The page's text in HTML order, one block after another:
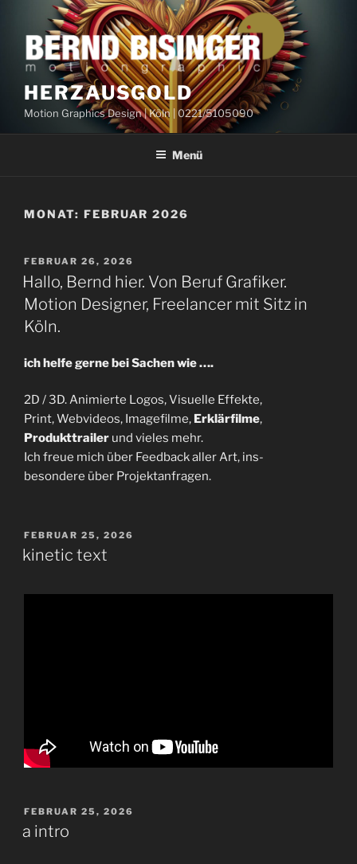
springen
HERZAUSGOLD
Motion Graphics Design | Köln | 0221/5105090
Menü
MONAT: FEBRUAR 2026
VERÖFFENTLICHT
AM
FEBRUAR 26, 2026
Hallo, Bernd hier. Von Beruf Grafiker.
Motion Designer, Freelancer mit Sitz in
Köln.
ich helfe gerne bei Sachen wie ….
2D / 3D. Animierte Logos, Visuelle Effekte,
Print, Webvideos, Imagefilme, Erklärfilme,
Produkttrailer und vieles mehr.
Ich freue mich über Feedback aller Art, ins-
besondere über Projektanfragen.
VERÖFFENTLICHT
AM
FEBRUAR 25, 2026
kinetic text
VERÖFFENTLICHT
AM
FEBRUAR 25, 2026
a intro